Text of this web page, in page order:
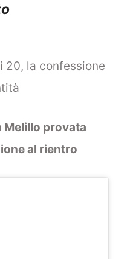
20, la confessione
Melillo provata
al rientro